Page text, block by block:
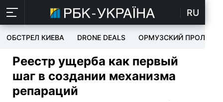
RU
ОБСТРЕЛ КИЕВА DRONE DEALS ОРМУЗСКИЙ ПРОЛИВ
Реестр ущерба как первый
шаг в создании механизма
репараций